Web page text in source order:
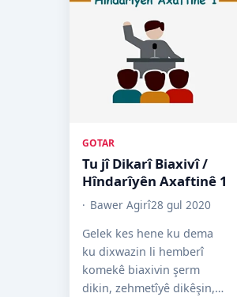
GOTAR
Tu jî Dikarî Biaxivî /
Hîndarîyên Axaftinê 1
Bawer Agirî28 gul 2020
Gelek kes hene ku dema
ku dixwazin li hemberî
komekê biaxivin şerm
dikin, zehmetîyê dikêşin,